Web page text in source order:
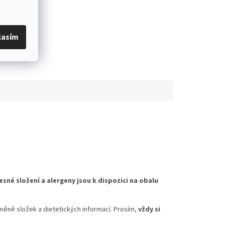
složení a alergeny jsou k dispozici na obalu
složek a dietetických informací. Prosím, vždy si